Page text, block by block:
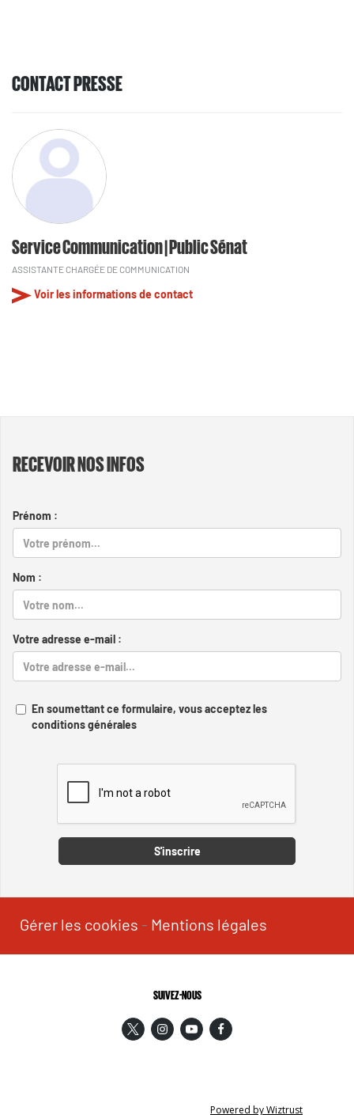
CONTACT PRESSE
Service Communication | Public Sénat
ASSISTANTE CHARGÉE DE COMMUNICATION
Voir les informations de contact
RECEVOIR NOS INFOS
Prénom :
Nom :
Votre adresse e-mail :
En soumettant ce formulaire, vous acceptez les
conditions générales
S'inscrire
Gérer les cookies - Mentions légales
SUIVEZ-NOUS
Powered by Wiztrust